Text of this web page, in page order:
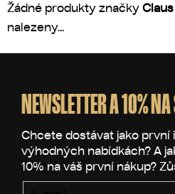
Žádné produkty značky
nalezeny...
NEWSLETTER A 10%